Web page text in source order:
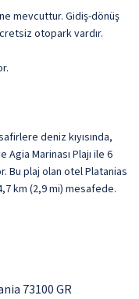
mevcuttur. Gidiş-dönüş
otopark vardır.
deniz kıyısında,
Marinası Plajı ile 6
Bu plaj olan otel Platanias
km (2,9 mi) mesafede.
73100 GR